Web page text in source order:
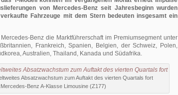
von Mercedes-Benz seit Jahresbeginn wurden
Fahrzeuge mit dem Stern bedeuten insgesamt ein
Benz die Marktführerschaft im Premiumsegment unter
Frankreich, Spanien, Belgien, der Schweiz, Polen,
Australien, Thailand, Kanada und Südafrika.
Absatzwachstum zum Auftakt des vierten Quartals fort
Benz A-Klasse Limousine (Z177)